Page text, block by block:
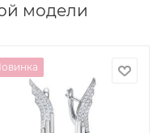
модели